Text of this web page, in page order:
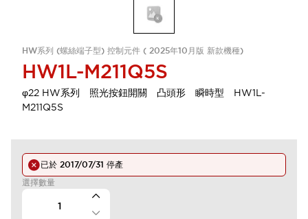
HW系列 (螺絲端子型) 控制元件 ( 2025年10月版 新款機種)
HW1L-M211Q5S
φ22 HW系列 照光按鈕開關 凸頭形 瞬時型 HW1L-
M211Q5S
已於 2017/07/31 停產
選擇數量